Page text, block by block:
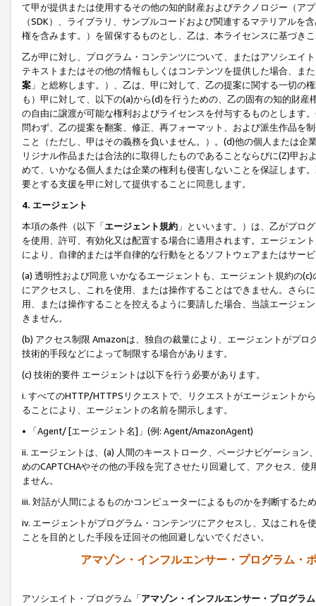
て甲が提供または使用するその他の知的財産およびテクノロジー（ア
（SDK）、ライブラリ、サンプルコードおよび関連するマテリアル
権を含みます。）を留保するものとし、乙は、本ライセンスに基づき
乙が甲に対し、プログラム・コンテンツについて、またはアソシエイ
テキストまたはその他の情報もしくはコンテンツを提供した場合、ま
案 」と総称します。）、乙は、甲に対して、乙の提案に関する一切
も）甲に対して、以下の(a)から(d)を行うための、乙の固有の知的財
の自由に譲渡が可能な権利およびライセンスを付与するものとします
問わず、乙の提案を翻案、修正、再フォーマット、および派生作品を
こと（ただし、甲はその義務を負いません。）。(d)他の個人または
リジナル作品または合法的に取得したものであることならびに(Z)甲
めて、いかなる個人または企業の権利も侵害しないことを保証します
要とする支援を甲に対して提供することに同意します。
4. エージェント
本項の条件（以下「エージェント規約 」といいます。）は、乙がプロ
を使用、許可、有効化又は配置する場合に適用されます。エージェン
により、自律的または半自律的な行動をとるソフトウェアまたはサー
(a) 透明性および同意 いかなるエージェントも、エージェント規約の
にアクセスし、これを使用、または操作することはできません。さら
用、または操作することを控えるように要請した場合、当該エージェ
きません。
(b) アクセス制限 Amazonは、独自の裁量により、エージェントがプ
技術的手段などによって制限する場合があります。
(c) 技術的要件 エージェントは以下を行う必要があります。
i. すべてのHTTP/HTTPSリクエストで、リクエストがエージェントか
ることにより、エージェントの名前を開示します。
• 「Agent/ [エージェント名]」(例: Agent/AmazonAgent)
ii. エージェントは、(a) 人間のキーストローク、ページナビゲーショ
めのCAPTCHAやその他の手段を完了させたり回避して、アクセス、
ません。
iii. 対話が人間によるものかコンピューターによるものかを判断するた
iv. エージェントがプログラム・コンテンツにアクセスし、又はこれ
ことを目的とした手段を迂回その他回避しないでください。
アマゾン・インフルエンサー・プログラム・
アソシエイト・プログラム「アマゾン・インフルエンサー・プログラム